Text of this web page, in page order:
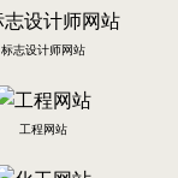
标志设计师网站
工程网站